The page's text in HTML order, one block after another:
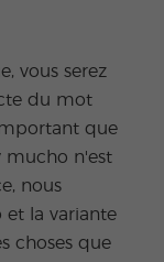
vous serez
du mot
que
mucho n'est
nous
la variante
choses que